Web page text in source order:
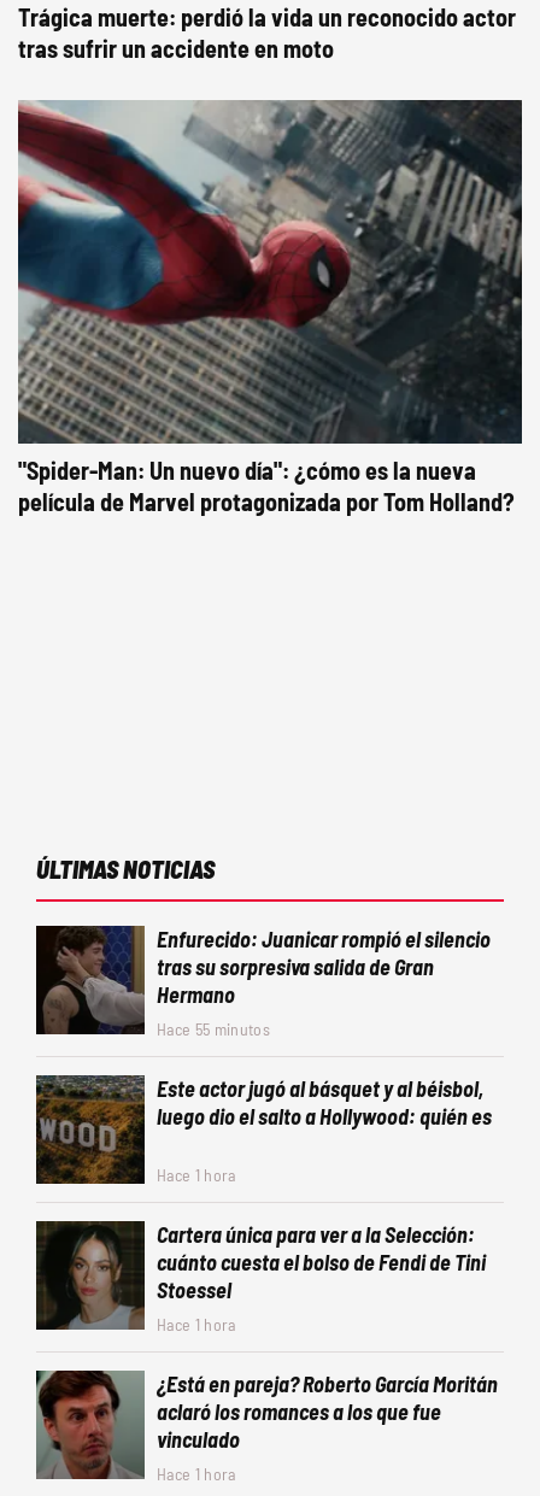
Trágica muerte: perdió la vida un reconocido actor
tras sufrir un accidente en moto
"Spider-Man: Un nuevo día": ¿cómo es la nueva
película de Marvel protagonizada por Tom Holland?
ÚLTIMAS NOTICIAS
Enfurecido: Juanicar rompió el silencio
tras su sorpresiva salida de Gran
Hermano
Hace 55 minutos
Este actor jugó al básquet y al béisbol,
luego dio el salto a Hollywood: quién es
Hace 1 hora
Cartera única para ver a la Selección:
cuánto cuesta el bolso de Fendi de Tini
Stoessel
Hace 1 hora
¿Está en pareja? Roberto García Moritán
aclaró los romances a los que fue
vinculado
Hace 1 hora